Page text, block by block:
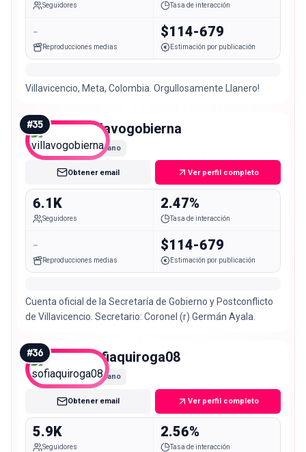
Seguidores Tasa de interacción
-
Reproducciones medias
$114-679
Estimación por publicación
Villavicencio, Meta, Colombia. Orgullosamente Llanero!
#35 villavogobierna
Nano
Obtener email Ver perfil completo
6.1K
Seguidores
2.47%
Tasa de interacción
-
Reproducciones medias
$114-679
Estimación por publicación
Cuenta oficial de la Secretaría de Gobierno y Postconflicto
de Villavicencio. Secretario: Coronel (r) Germán Ayala.
#36 sofiaquiroga08
Nano
Obtener email Ver perfil completo
5.9K
Seguidores
2.56%
Tasa de interacción